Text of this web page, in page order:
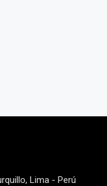
Lima - Perú